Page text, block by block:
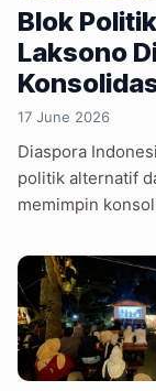
Blok
Laksono
17 June 2026
Diaspora
politik alternatif
memimpin
profesional, dan
pembentukan
Dalam dokumen
mereka juga
memimpin fase